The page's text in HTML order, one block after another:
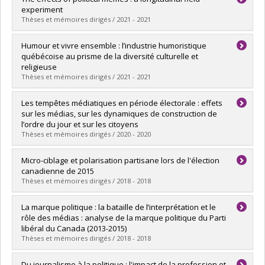
Cycle :Master's
Grade :M. Sc.
Lien vers le document dans Papyrus
experiment
Thèses et mémoires dirigés / 2021 - 2021
Graduate :Galipeau, Thomas
Cycle :Master's
Grade :M. Sc.
Lien vers le document dans Papyrus
Humour et vivre ensemble : l’industrie humoristique
québécoise au prisme de la diversité culturelle et
religieuse
Thèses et mémoires dirigés / 2021 - 2021
Graduate :Choquette, Emmanuel
Cycle : Doctoral
Grade :Ph. D.
Lien vers le document dans Papyrus
Les tempêtes médiatiques en période électorale : effets
sur les médias, sur les dynamiques de construction de
l’ordre du jour et sur les citoyens
Thèses et mémoires dirigés / 2020 - 2020
Graduate :Dumouchel, David
Cycle :Doctoral
Grade :Ph. D.
Lien vers le document dans Papyrus
Micro-ciblage et polarisation partisane lors de l'élection
canadienne de 2015
Thèses et mémoires dirigés / 2018 - 2018
Graduate :Lavigne, Mathieu
Cycle :Master's
Grade :M. Sc.
Lien vers le document dans Papyrus
La marque politique : la bataille de l’interprétation et le
rôle des médias : analyse de la marque politique du Parti
libéral du Canada (2013-2015)
Thèses et mémoires dirigés / 2018 - 2018